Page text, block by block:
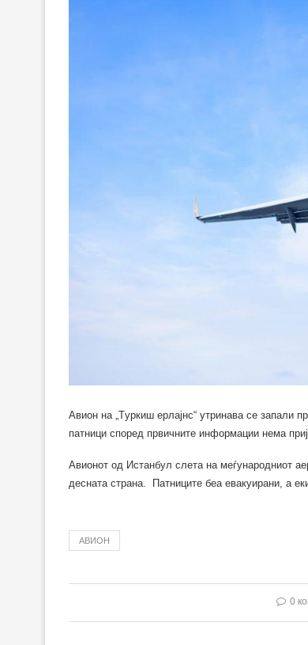
Aвион на „Tуркиш ерлајнс“ утринава се запали
патници според првичните информации нема
Авионот од Истанбул слета на меѓународниот
десната страна. Патниците беа евакуирани, а
АВИОН
0